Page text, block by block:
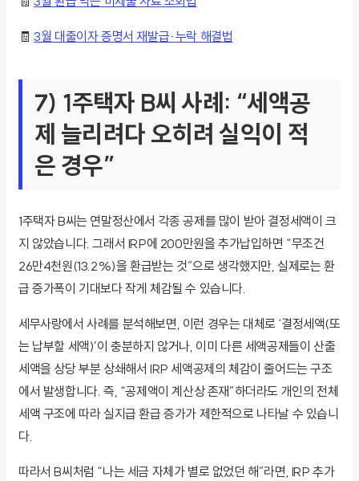
🧾3월 대출이자 증명서 재발급·누락 해결법
7) 1주택자 B씨 사례: “세액공
제 늘리려다 오히려 실익이 적
은 경우”
1주택자 B씨는 연말정산에서 각종 공제를 많이 받아 결정세액이 크
지 않았습니다. 그래서 IRP에 200만원을 추가납입하면 “무조건
26만4천원(13.2%)을 환급받는 것”으로 생각했지만, 실제로는 환
급 증가폭이 기대보다 작게 체감될 수 있습니다.
세무사랑에서 사례를 분석해보면, 이런 경우는 대체로 ‘결정세액(또
는 납부할 세액)’이 충분하지 않거나, 이미 다른 세액공제들이 산출
세액을 상당 부분 상쇄해서 IRP 세액공제의 체감이 줄어드는 구조
에서 발생합니다. 즉, “공제액이 계산상 존재”하더라도 개인의 전체
세액 구조에 따라 실지급 환급 증가가 제한적으로 나타날 수 있습니
다.
따라서 B씨처럼 “나는 세금 자체가 별로 없었던 해”라면, IRP 추가